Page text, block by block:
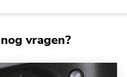
vragen?